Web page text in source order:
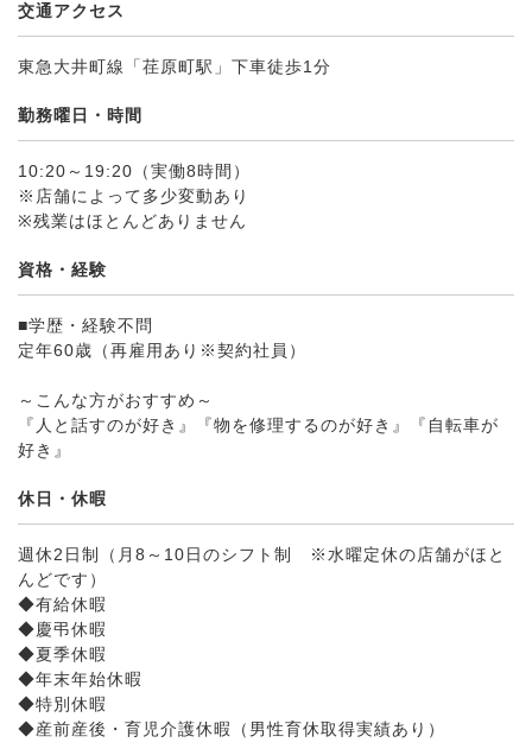
交通アクセス
東急大井町線「荏原町駅」下車徒歩1分
勤務曜日・時間
10:20～19:20（実働8時間）
※店舗によって多少変動あり
※残業はほとんどありません
資格・経験
■学歴・経験不問
定年60歳（再雇用あり※契約社員）
～こんな方がおすすめ～
『人と話すのが好き』『物を修理するのが好き』『自転車が
好き』
休日・休暇
週休2日制（月8～10日のシフト制 ※水曜定休の店舗がほと
んどです）
◆有給休暇
◆慶弔休暇
◆夏季休暇
◆年末年始休暇
◆特別休暇
◆産前産後・育児介護休暇（男性育休取得実績あり）